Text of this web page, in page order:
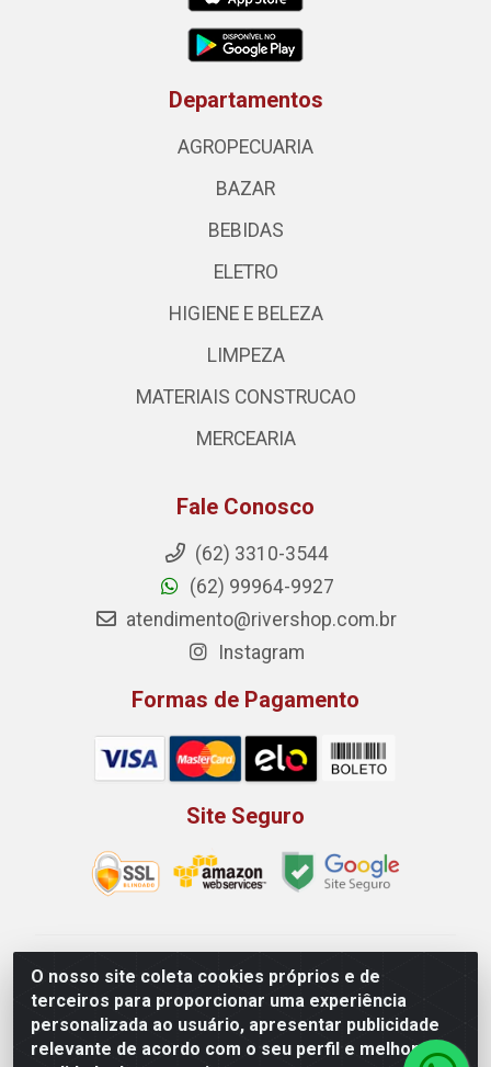
O nosso site coleta cookies próprios e de
terceiros para proporcionar uma experiência
personalizada ao usuário, apresentar publicidade
relevante de acordo com o seu perfil e melhorar a
Departamentos
AGROPECUARIA
BAZAR
BEBIDAS
ELETRO
HIGIENE E BELEZA
LIMPEZA
MATERIAIS CONSTRUCAO
MERCEARIA
Fale Conosco
(62) 3310-3544
(62) 99964-9927
atendimento@rivershop.com.br
Instagram
Formas de Pagamento
Site Seguro
Rio Vermelho Distribuição de Alimentos LTDA - Rodovia
BR, 153, KM 52 N 00 QD 00 LT 16 - Bairro Jardim
Eldorado, Anápolis/GO - CEP 75.045-190 - CNPJ
10.912.900/0002-40